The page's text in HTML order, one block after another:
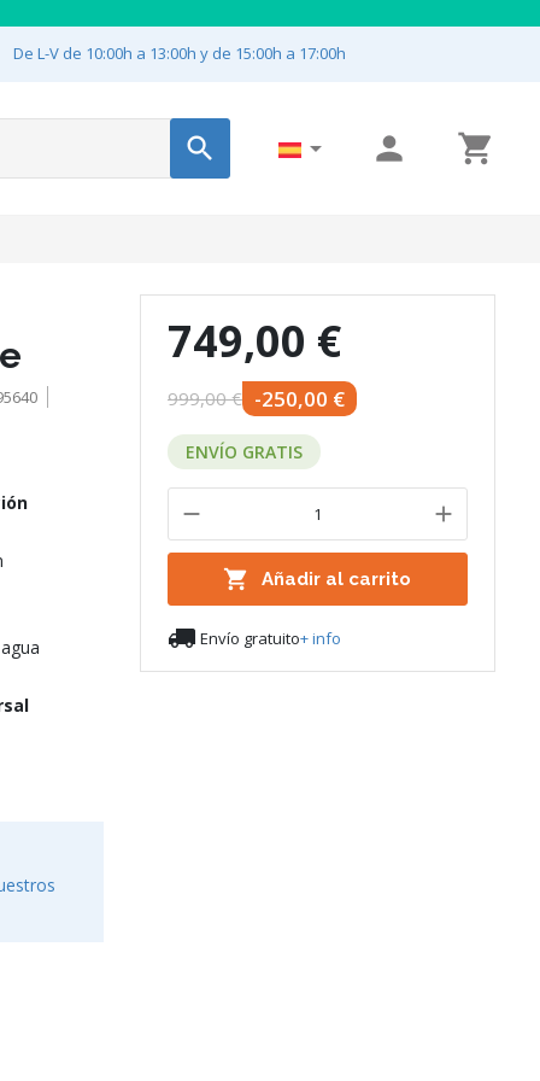
De L-V de 10:00h a 13:00h y de 15:00h a 17:00h
   
749,00 €
999,00 € -250,00 €
ENVÍO GRATIS
 Añadir al carrito
 Envío gratuito+ info